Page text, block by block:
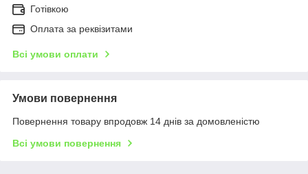
Готівкою
Оплата за реквізитами
Всі умови оплати
Умови повернення
Повернення товару впродовж 14 днів за домовленістю
Всі умови повернення